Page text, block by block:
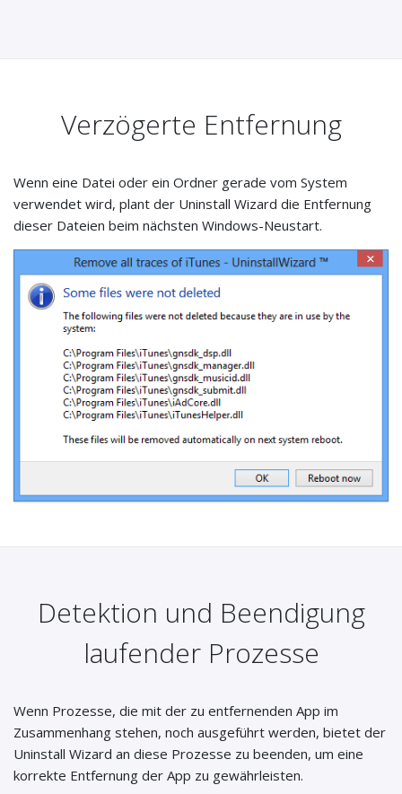
Verzögerte Entfernung
Wenn eine Datei oder ein Ordner gerade vom System
verwendet wird, plant der Uninstall Wizard die Entfernung
dieser Dateien beim nächsten Windows-Neustart.
Detektion und Beendigung
laufender Prozesse
Wenn Prozesse, die mit der zu entfernenden App im
Zusammenhang stehen, noch ausgeführt werden, bietet der
Uninstall Wizard an diese Prozesse zu beenden, um eine
korrekte Entfernung der App zu gewährleisten.